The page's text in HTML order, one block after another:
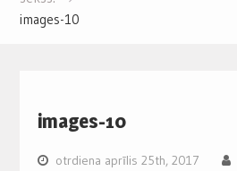
images-10
images-10
otrdiena aprīlis 25th, 2017